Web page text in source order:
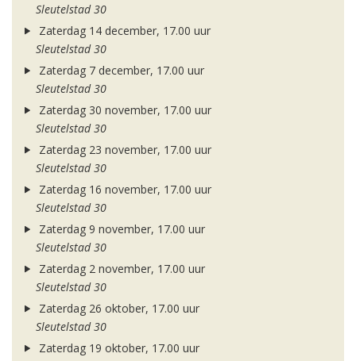
Sleutelstad 30
Zaterdag 14 december, 17.00 uur
Sleutelstad 30
Zaterdag 7 december, 17.00 uur
Sleutelstad 30
Zaterdag 30 november, 17.00 uur
Sleutelstad 30
Zaterdag 23 november, 17.00 uur
Sleutelstad 30
Zaterdag 16 november, 17.00 uur
Sleutelstad 30
Zaterdag 9 november, 17.00 uur
Sleutelstad 30
Zaterdag 2 november, 17.00 uur
Sleutelstad 30
Zaterdag 26 oktober, 17.00 uur
Sleutelstad 30
Zaterdag 19 oktober, 17.00 uur